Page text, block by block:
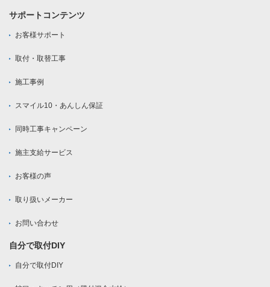
サポートコンテンツ
お客様サポート
取付・取替工事
施工事例
スマイル10・あんしん保証
同時工事キャンペーン
施主支給サービス
お客様の声
取り扱いメーカー
お問い合わせ
自分で取付DIY
自分で取付DIY